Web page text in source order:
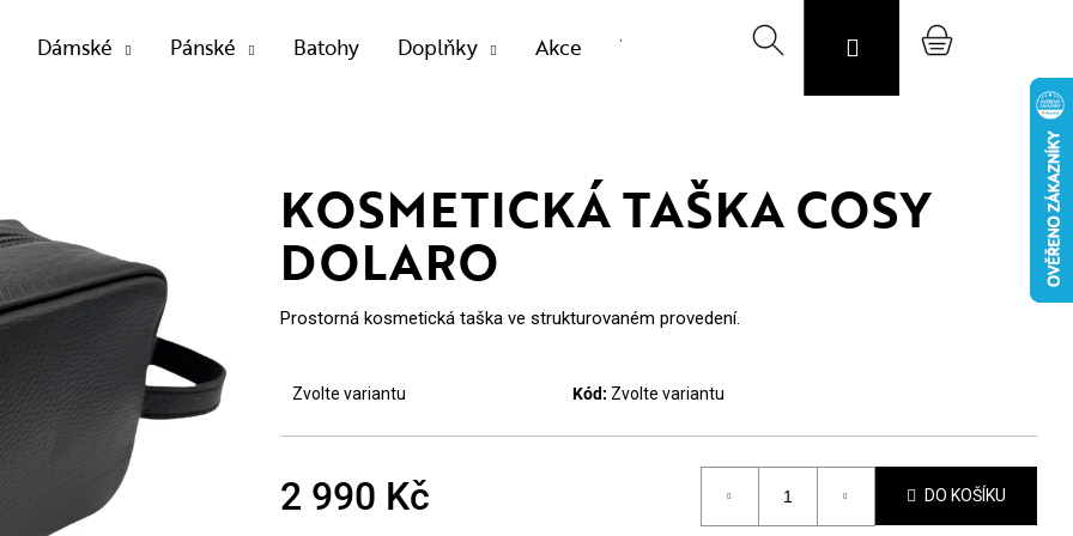
Dámské Pánské Batohy Doplňky Akce Výprodej vzorků Svojost O nás
HledatPřihlášeníNákupní
KOSMETICKÁ TAŠKA COSY
DOLARO
Prostorná kosmetická taška ve strukturovaném provedení.
Zvolte variantu Kód: Zvolte variantu
2 990 Kč DO KOŠÍKU
NAJÍT?
Doporučujeme